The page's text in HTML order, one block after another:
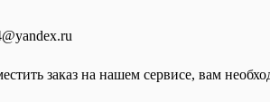
заказ на нашем сервисе, вам